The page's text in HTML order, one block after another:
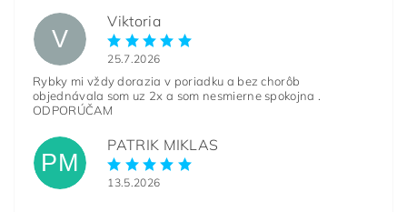
V
Viktoria
25.7.2026
Rybky mi vždy dorazia v poriadku a bez chorôb
objednávala som uz 2x a som nesmierne spokojna .
ODPORÚČAM
PM
PATRIK MIKLAS
13.5.2026